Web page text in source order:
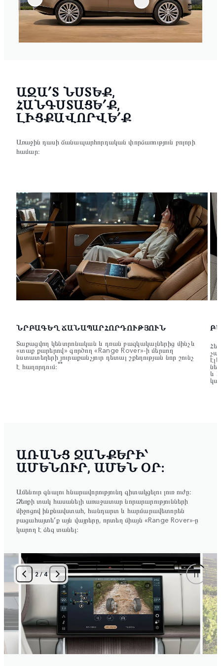
ԱԶԱ՛Տ ՆՍՏԵՔ,
ՀԱՆԳՍՏԱՑԵ՛Ք,
ԼԻՑՔԱՎՈՐՎԵ՛Ք
Առաջին դասի ճանապարհորդական փորձառություն բոլորի
համար։
ՆՐԲԱԳԵՂ ՃԱՆԱՊԱՐՀՈՐԴՈՒԹՅՈՒՆ
Տաքացվող կենտրոնական և դռան բազկակալներից մինչև
«տաք քարերով» գործող «Range Rover»-ի մերսող
նստատեղերի յուրաքանչյուր դետալ շքեղության նոր շունչ
է հաղորդում։**
և
ԱՌԱՆՑ ՋԱՆՔԵՐԻ՝
ԱՄԵՆՈՒՐ, ԱՄԵՆ ՕՐ։
Ամենուր գնալու հնարավորությունդ գիտակցելու լուռ ուժը։
Ձեռքի տակ հասանելի առաջատար նորարարությունների
միջոցով ինքնավստահ, հանդարտ և հարմարավետորեն
բացահայտե՛ք այն վայրերը, որտեղ միայն «Range Rover»-ը
կարող է ձեզ տանել։
2/4